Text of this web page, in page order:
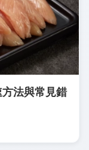
法與常見錯